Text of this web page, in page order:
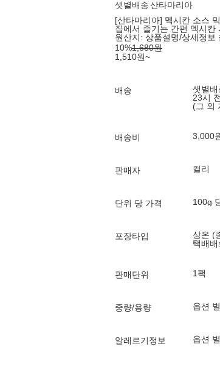
샛별배송산타마리아
[산타마리아] 멕시칸 소스
집에서 즐기는 간편 멕시칸
원산지: 상품설명/상세정보
10%1,680원
1,510원~
배송
샛별배
23시
(그 외
배송비 3,000
판매자 컬리
단위 당 가격 100g
포장타입
상온 (
택배
판매단위 1팩
중량/용량 옵션
알레르기정보 옵션